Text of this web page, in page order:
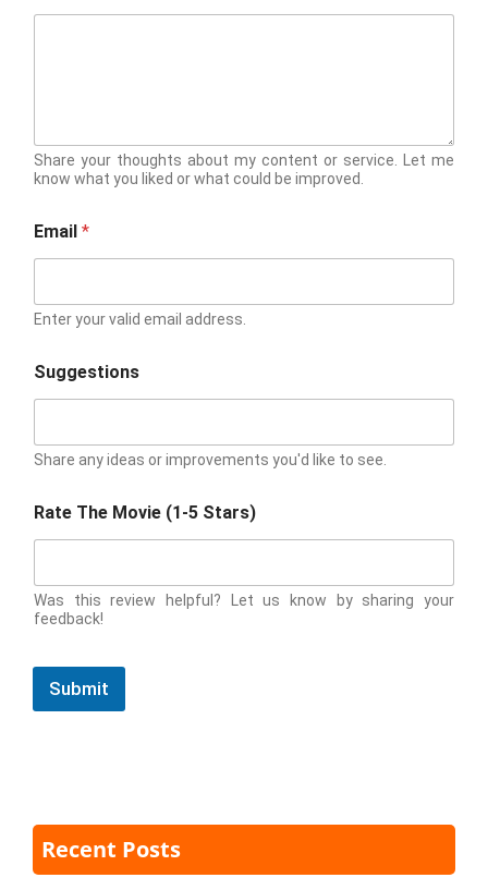
Share your thoughts about my content or service. Let me
know what you liked or what could be improved.
Email *
Enter your valid email address.
Suggestions
Share any ideas or improvements you'd like to see.
Rate The Movie (1-5 Stars)
Was this review helpful? Let us know by sharing your
feedback!
Submit
Recent Posts